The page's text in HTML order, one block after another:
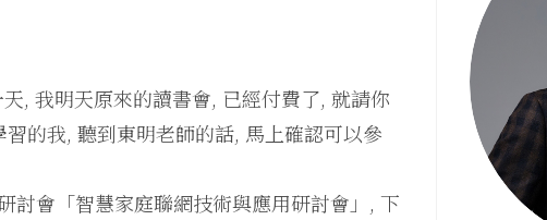
, 我明天原來的讀書會, 已經付費了, 就請你
的我, 聽到東明老師的話, 馬上確認可以參
討會「智慧家庭聯網技術與應用研討會」, 下